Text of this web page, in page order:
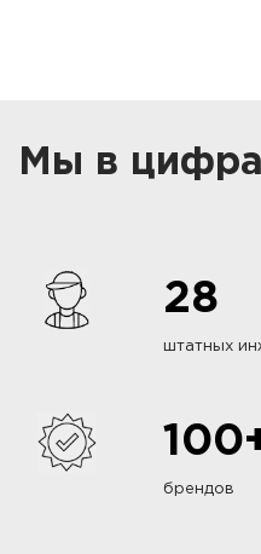
Мы в
28
штатных
брендов